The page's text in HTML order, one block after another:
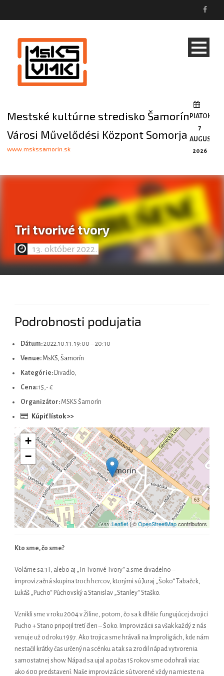
Mestské kultúrne stredisko Šamorín
Városi Művelődési Központ Somorja
www.mskssamorin.sk
PIATOK,
7
AUGUSTA,
2026
Tri tvorivé tvory
13. október 2022.
Podrobnosti podujatia
Dátum:2022.10.13. 19:00–20:30
Venue: MsKS, Šamorín
Kategórie: Divadlo,
Cena:15,- €
Organizátor: MSKS Šamorín
Kúpiť lístok >>
+
−
Leaflet| ©OpenStreetMapcontributors
Kto sme, čo sme?
Voláme sa 3T, alebo aj „Tri Tvorivé Tvory“ a sme divadelno –
improvizačná skupina troch hercov, ktorými sú Juraj „Šoko“ Tabaček,
Lukáš „Pucho“ Púchovský a Stanislav „Stanley“ Staško.
Vznikli sme v roku 2004 v Žiline, potom, čo sa k dlhšie fungujúcej dvojici
Pucho + Stano pripojil tretí člen – Šoko. Improvizácii sa však každý z nás
venuje už od roku 1997. Ako trojica sme hrávali na Improligách, kde nám
nestačil krátky čas určený na scénku a tak sa zrodil nápad vytvorenia
samostatnej show. Nápad sa ujal a počas 15 rokov sme odohrali viac
ako 600 predstavení. Naše improvizácie sú tvorené vždy na mieste na